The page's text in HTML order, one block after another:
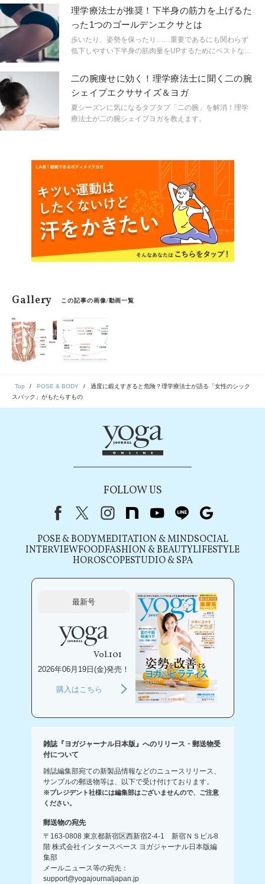
ゆき先生が、今回はプランクポーズのメリットとポイン
トについて教えてくれました。
理学療法士が推奨！下半身の筋力を上げるた
った1つのゴールデンエクサとは
歩いたり、姿勢を保ったり……重要であるにも関わらず
低下しやすい下半身の筋肉量をUPするためにベストなエ
二の腕痩せに効く！理学療法士に聞く二の腕
シェイプエクササイズ＆ヨガ
夏シーズンに気になるタプタプ「二の腕」を解消！理学
療法士が二の腕シェイプヨガを教えます。
Gallery この記事の画像/動画一覧
Top POSE & BODY
過度に鍛えすぎると危険？理学療法士が語る「女性のシック
スパック」がもたらすもの
FOLLOW US
FacebookX（旧Twitter）
instagram
note youtubeline
POSE & BODYMEDITATION & MINDSOCIAL
INTERVIEWFOODFASHION & BEAUTYLIFESTYLE
HOROSCOPESTUDIO & SPA
最新号
Vol.101
2026年06月19日(金)発売！
購入はこちら
雑誌『ヨガジャーナル日本版』へのリリース・郵送物受
付について
雑誌編集部宛ての新製品情報などのニュースリリース、
サンプルの郵送物等は、以下で受け付けております。
※プレジデント社様には編集部はございませんので、ご注意
ください。
郵送物の宛先
〒163-0808 東京都新宿区西新宿2-4-1 新宿ＮＳビル8
階 株式会社インタースペース ヨガジャーナル日本版編
集部
メールニュース等の宛先：
support@yogajournaljapan.jp